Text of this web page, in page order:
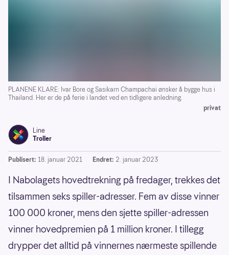
PLANENE KLARE: Ivar Bore og Sasikarn Champachai ønsker å bygge hus i
Thailand. Her er de på ferie i landet ved en tidligere anledning.
privat
Line
Troller
Publisert: 18. januar 2021 Endret: 2. januar 2023
I Nabolagets hovedtrekning på fredager, trekkes det
tilsammen seks spiller-adresser. Fem av disse vinner
100 000 kroner, mens den sjette spiller-adressen
vinner hovedpremien på 1 million kroner. I tillegg
drypper det alltid på vinnernes nærmeste spillende